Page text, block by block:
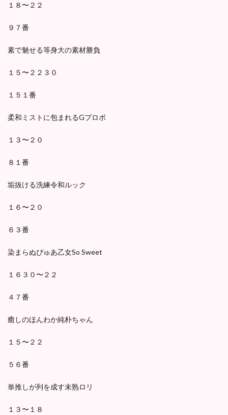
１８〜２２
９７番
素で魅せる等身大の素材勝負
１５〜２２３０
１５１番
柔和ミストに包まれるGプロポ
１３〜２０
８１番
垢抜ける洗練令和ルック
１６〜２０
６３番
染まらぬぴゅあ乙女So Sweet
１６３０〜２２
４７番
癒しのほんわか純朴ちゃん
１５〜２２
５６番
単推しが列を成す未熟ロリ
１３〜１８